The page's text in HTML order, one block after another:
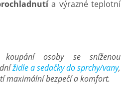
a výrazné teplotní
koupání osoby se sníženou
židle a sedačky do sprchy/vany,
maximální bezpečí a komfort.